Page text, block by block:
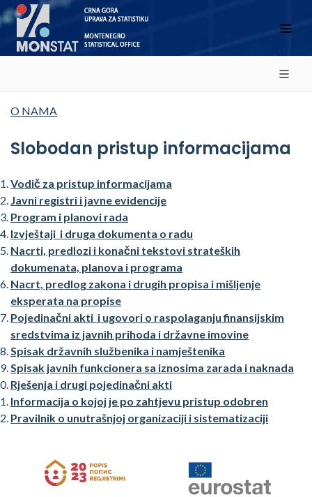
O NAMA
Slobodan pristup informacijama
Vodič za pristup informacijama
Javni registri i javne evidencije
Program i planovi rada
Izvještaji i druga dokumenta o radu
Nacrti, predlozi i konačni tekstovi strateških
dokumenata, planova i programa
Nacrt, predlog zakona i drugih propisa i mišljenje
eksperata na propise
Pojedinačni akti i ugovori o raspolaganju finansijskim
sredstvima iz javnih prihoda i državne imovine
Spisak državnih službenika i namještenika
Spisak javnih funkcionera sa iznosima zarada i naknada
Rješenja i drugi pojedinačni akti
Informacija o kojoj je po zahtjevu pristup odobren
Pravilnik o unutrašnjoj organizaciji i sistematizaciji